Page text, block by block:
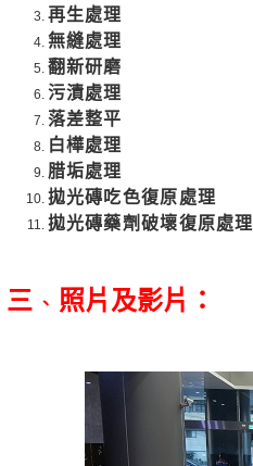
再生處理
無縫處理
翻新研磨
污漬處理
落差整平
白樺處理
腊垢處理
拋光磚吃色復原處理
拋光磚藥劑破壞復原處理
三 、 照片及影片：